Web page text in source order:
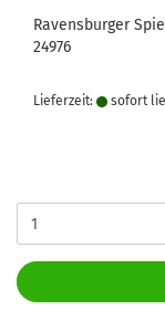
Ravensburger
24976
Lieferzeit: sofort